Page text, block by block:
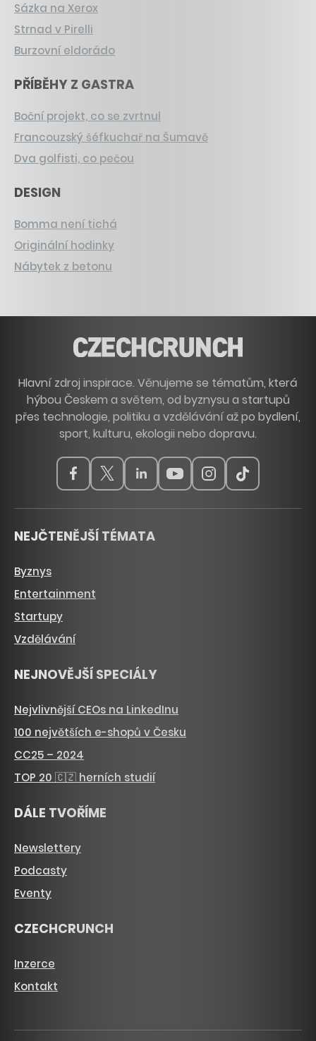
Sázka na Xerox
Strnad v Pirelli
Burzovní eldorádo
PŘÍBĚHY Z GASTRA
Boční projekt, co se zvrtnul
Francouzský šéfkuchař na Šumavě
Dva golfisti, co pečou
DESIGN
Bomma není tichá
Originální hodinky
Nábytek z betonu
Hlavní zdroj inspirace. Věnujeme se tématům, která
hýbou Českem a světem, od byznysu a startupů
přes technologie, politiku a vzdělávání až po bydlení,
sport, kulturu, ekologii nebo dopravu.
NEJČTENĚJŠÍ TÉMATA
Byznys
Entertainment
Startupy
Vzdělávání
NEJNOVĚJŠÍ SPECIÁLY
Nejvlivnější CEOs na LinkedInu
100 největších e-shopů v Česku
CC25 – 2024
TOP 20 🇨🇿 herních studií
DÁLE TVOŘÍME
Newslettery
Podcasty
Eventy
CZECHCRUNCH
Inzerce
Kontakt